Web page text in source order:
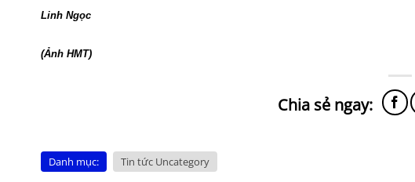
Linh Ngọc
(Ảnh HMT)
Danh mục: Tin tức Uncategory